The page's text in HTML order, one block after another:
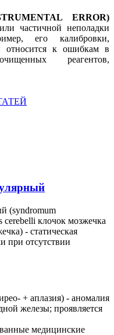
ERROR)
частичной неполадки
его калибровки,
относится к ошибкам в
реагентов,
(syndromum
cerebelli клочок мозжечка
- статическая
при отсутствии
+ аплазия) - аномалия
железы; проявляется
медицинские